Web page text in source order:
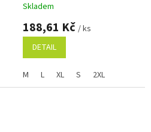
Skladem
188,61 Kč / ks
DETAIL
M L XL S 2XL